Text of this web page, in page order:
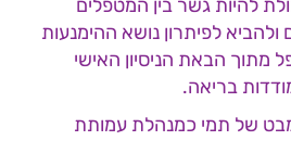
להיות גשר בין המטפלים
לפיתרון נושא ההימנעות
מתוך הבאת הניסיון האישי
בריאה.
מבט של תמי כמנהלת עמותת